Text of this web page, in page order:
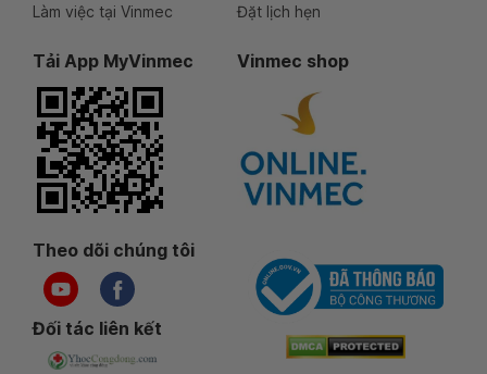
Làm việc tại Vinmec
Đặt lịch hẹn
Tải App MyVinmec Vinmec shop
Theo dõi chúng tôi
Đối tác liên kết